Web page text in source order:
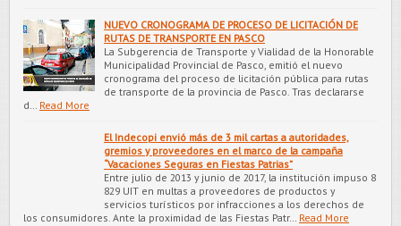
NUEVO CRONOGRAMA DE PROCESO DE LICITACIÓN DE
RUTAS DE TRANSPORTE EN PASCO
La Subgerencia de Transporte y Vialidad de la Honorable
Municipalidad Provincial de Pasco, emitió el nuevo
cronograma del proceso de licitación pública para rutas
de transporte de la provincia de Pasco. Tras declararse
d…
Read More
El Indecopi envió más de 3 mil cartas a autoridades,
gremios y proveedores en el marco de la campaña
“Vacaciones Seguras en Fiestas Patrias”
Entre julio de 2013 y junio de 2017, la institución impuso 8
829 UIT en multas a proveedores de productos y
servicios turísticos por infracciones a los derechos de
los consumidores. Ante la proximidad de las Fiestas Patr…
Read More